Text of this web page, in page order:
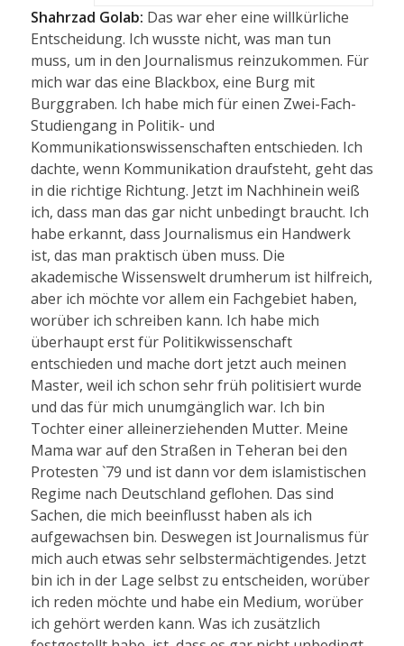
Shahrzad Golab: Das war eher eine willkürliche
Entscheidung. Ich wusste nicht, was man tun
muss, um in den Journalismus reinzukommen. Für
mich war das eine Blackbox, eine Burg mit
Burggraben. Ich habe mich für einen Zwei-Fach-
Studiengang in Politik- und
Kommunikationswissenschaften entschieden. Ich
dachte, wenn Kommunikation draufsteht, geht das
in die richtige Richtung. Jetzt im Nachhinein weiß
ich, dass man das gar nicht unbedingt braucht. Ich
habe erkannt, dass Journalismus ein Handwerk
ist, das man praktisch üben muss. Die
akademische Wissenswelt drumherum ist hilfreich,
aber ich möchte vor allem ein Fachgebiet haben,
worüber ich schreiben kann. Ich habe mich
überhaupt erst für Politikwissenschaft
entschieden und mache dort jetzt auch meinen
Master, weil ich schon sehr früh politisiert wurde
und das für mich unumgänglich war. Ich bin
Tochter einer alleinerziehenden Mutter. Meine
Mama war auf den Straßen in Teheran bei den
Protesten `79 und ist dann vor dem islamistischen
Regime nach Deutschland geflohen. Das sind
Sachen, die mich beeinflusst haben als ich
aufgewachsen bin. Deswegen ist Journalismus für
mich auch etwas sehr selbstermächtigendes. Jetzt
bin ich in der Lage selbst zu entscheiden, worüber
ich reden möchte und habe ein Medium, worüber
ich gehört werden kann. Was ich zusätzlich